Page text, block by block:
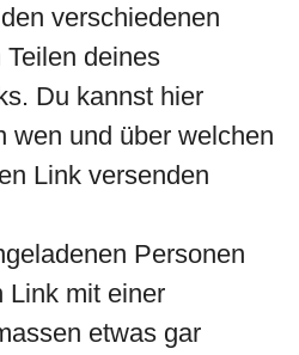
verschiedenen
deines
Du kannst hier
wen und über welchen
Link versenden
Personen
Link mit einer
etwas gar